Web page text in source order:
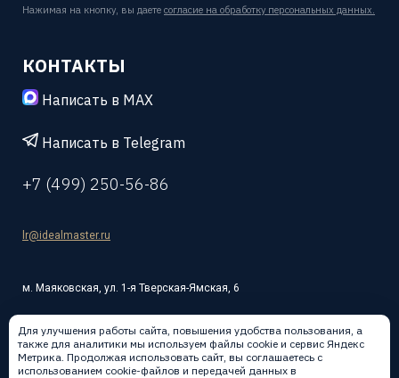
Нажимая на кнопку, вы даете согласие на обработку персональных данных.
КОНТАКТЫ
Написать в MAX
Написать в Telegram
+7 (499) 250-56-86
lr@idealmaster.ru
м. Маяковская, ул. 1-я Тверская-Ямская, 6
Для улучшения работы сайта, повышения удобства пользования, а
также для аналитики мы используем файлы cookie и сервис Яндекс
Метрика. Продолжая использовать сайт, вы соглашаетесь с
использованием cookie-файлов и передачей данных в